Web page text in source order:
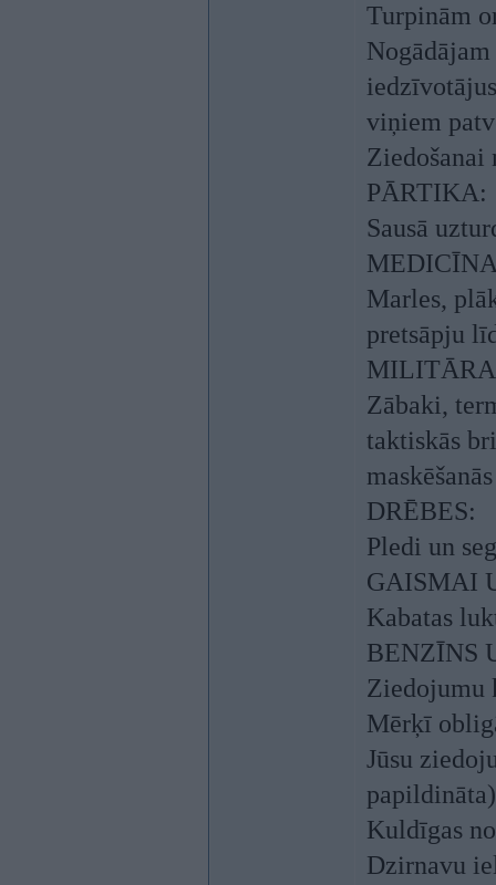
Turpinām
viņiem
Ziedošanai
PĀRTIKA:
Sausā
Marles,
pretsāpju
Zābaki,
taktiskās
DRĒBES:
Pledi un
GAISMAI
Kabatas
BENZĪNS
Ziedojumu
Mērķī
Jūsu
Kuldīgas
Dzirnavu